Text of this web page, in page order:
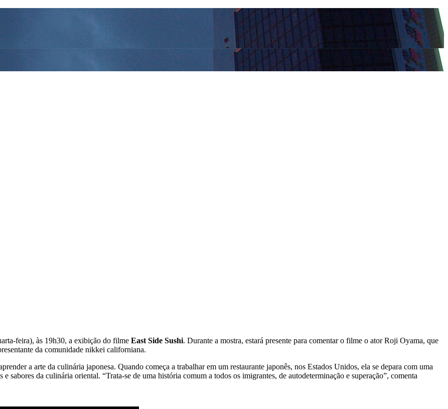
feira), às 19h30, a exibição do filme East Side Sushi. Durante a mostra, estará presente para comentar o filme o ator Roji Oyama, que
da comunidade nikkei californiana.
a arte da culinária japonesa. Quando começa a trabalhar em um restaurante japonês, nos Estados Unidos, ela se depara com uma
sabores da culinária oriental. “Trata-se de uma história comum a todos os imigrantes, de autodeterminação e superação”, comenta